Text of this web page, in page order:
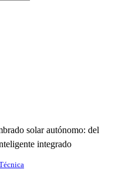
solar autónomo: del
integrado